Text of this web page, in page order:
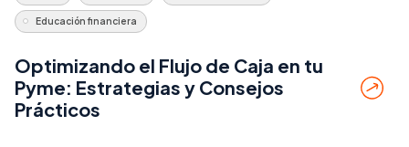
Educación financiera
Optimizando el Flujo de Caja en tu
Pyme: Estrategias y Consejos
Prácticos